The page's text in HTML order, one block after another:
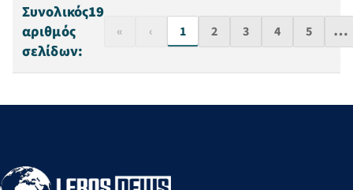
Συνολικός
αριθμός
σελίδων:
19
« ‹ 1 2 3 4 5 …